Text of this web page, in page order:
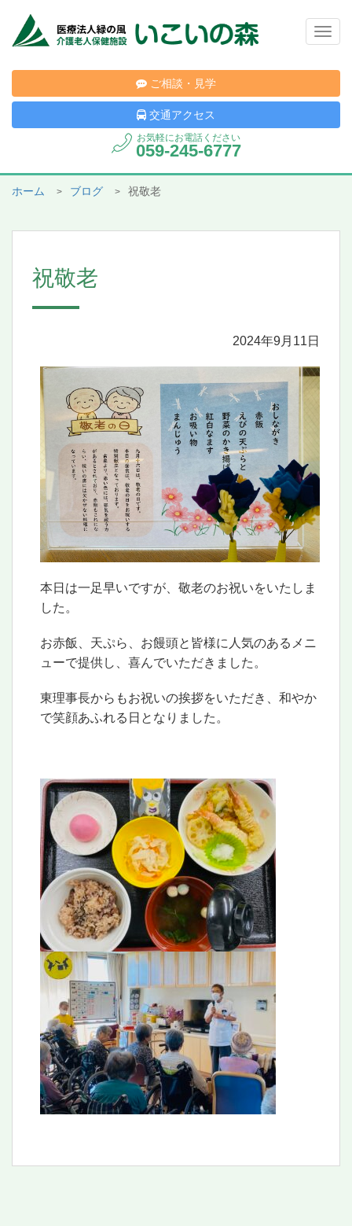
ご相談・見学
交通アクセス
お気軽にお電話ください
059-245-6777
ホーム ブログ 祝敬老
祝敬老
2024年9月11日
本日は一足早いですが、敬老のお祝いをいたしま
した。
お赤飯、天ぷら、お饅頭と皆様に人気のあるメニ
ューで提供し、喜んでいただきました。
東理事長からもお祝いの挨拶をいただき、和やか
で笑顔あふれる日となりました。